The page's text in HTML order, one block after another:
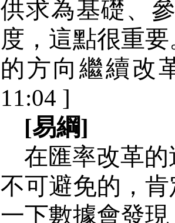
供求為基礎、
度，這點很重
的方向繼續改
11:04 ]
[易綱]
在匯率改革
不可避免的，
一下數據會發